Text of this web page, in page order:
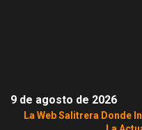
9 de agosto de 2026
La Web Salitrera Donde